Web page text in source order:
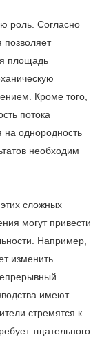
роль. Согласно
позволяет
площадь
Кроме того,
потока
на однородность
необходим
сложных
могут привести
Например,
изменить
имеют
стремятся к
тщательного